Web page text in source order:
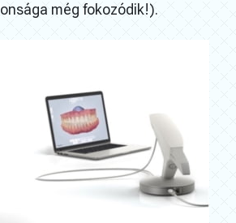
még fokozódik!).